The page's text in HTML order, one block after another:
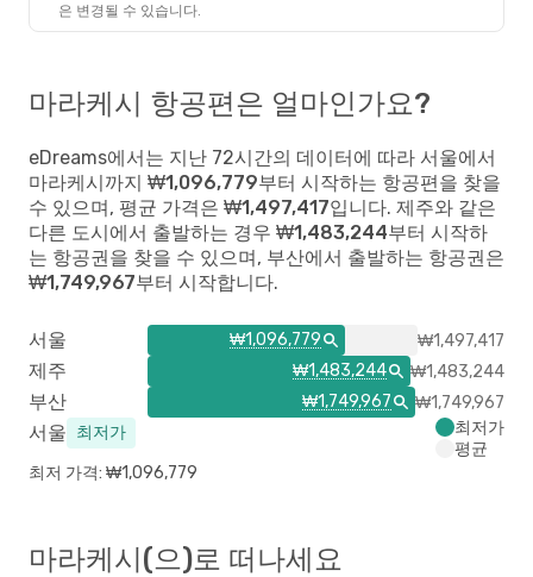
은 변경될 수 있습니다.
마라케시 항공편은 얼마인가요?
eDreams에서는 지난 72시간의 데이터에 따라 서울에서
마라케시까지 ₩1,096,779부터 시작하는 항공편을 찾을
수 있으며, 평균 가격은 ₩1,497,417입니다. 제주와 같은
다른 도시에서 출발하는 경우 ₩1,483,244부터 시작하
는 항공권을 찾을 수 있으며, 부산에서 출발하는 항공권은
₩1,749,967부터 시작합니다.
서울
제주
부산
₩1,096,779
₩1,497,417
₩1,483,244
₩1,483,244
₩1,749,967
₩1,749,967
서울 최저가
최저 가격: ₩1,096,779
최저가
평균
마라케시(으)로 떠나세요